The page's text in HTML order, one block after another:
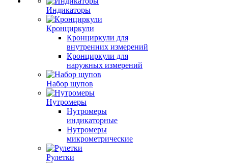
Индикаторы
Кронциркули
Кронциркули для
внутренних измерений
Кронциркули для
наружных измерений
Набор щупов
Нутромеры
Нутромеры
индикаторные
Нутромеры
микрометрические
Рулетки